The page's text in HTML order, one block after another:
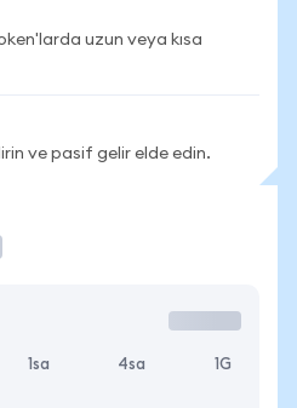
uzun veya kısa
ve pasif gelir elde edin.
1sa 4sa 1G